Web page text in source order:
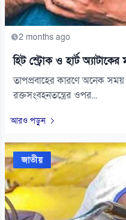
2 months ago
হিট স্ট্রোক ও হার্ট অ্যাটাকের
তাপপ্রবাহের কারণে অনেক
রক্তসংবহনতন্ত্রের ওপর...
আরও পড়ুন
জাতীয়